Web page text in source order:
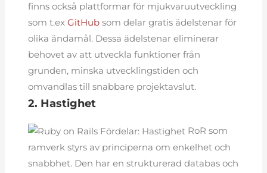
finns också plattformar för mjukvaruutveckling
som t.exGitHub som delar gratis ädelstenar för
olika ändamål. Dessa ädelstenar eliminerar
behovet av att utveckla funktioner från
grunden, minska utvecklingstiden och
omvandlas till snabbare projektavslut.
2. Hastighet
RoR som
ramverk styrs av principerna om enkelhet och
snabbhet. Den har en strukturerad databas och